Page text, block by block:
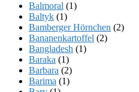
Balmoral (1)
Baltyk (1)
Bamberger Hörnchen (2)
Bananenkartoffel (2)
Bangladesh (1)
Baraka (1)
Barbara (2)
Barima (1)